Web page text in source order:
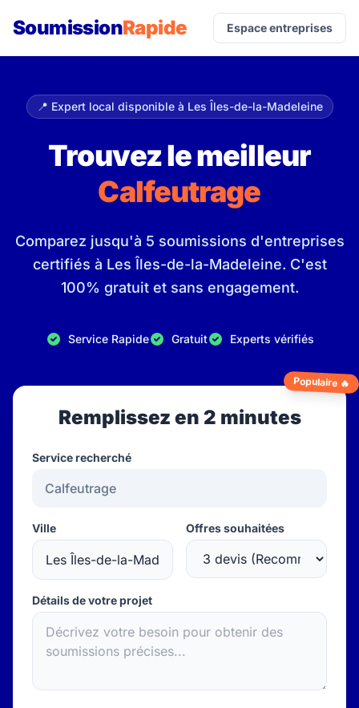
SoumissionRapide Espace entreprises
📍 Expert local disponible à Les Îles-de-la-Madeleine
Trouvez le meilleur
Calfeutrage
Comparez jusqu'à 5 soumissions d'entreprises
certifiés à Les Îles-de-la-Madeleine. C'est
100% gratuit et sans engagement.
Service Rapide Gratuit Experts vérifiés
Populaire 🔥
Remplissez en 2 minutes
Service recherché
Ville Offres souhaitées
Détails de votre projet